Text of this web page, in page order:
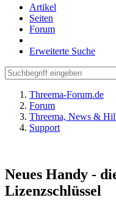
Artikel
Seiten
Forum
Erweiterte Suche
Threema-Forum.de
Forum
Threema, News &
Support
Neues Handy -
Lizenzschlüssel